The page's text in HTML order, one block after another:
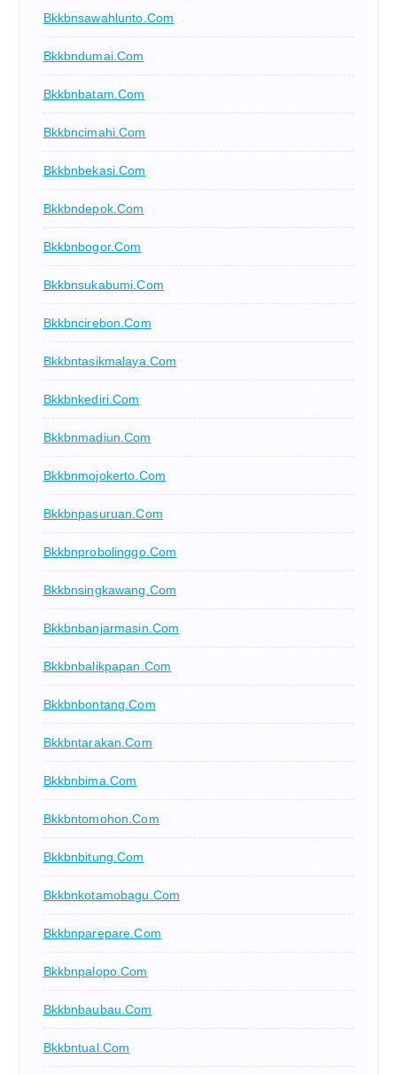
Bkkbnsawahlunto.com
Bkkbndumai.com
Bkkbnbatam.com
Bkkbncimahi.com
Bkkbnbekasi.com
Bkkbndepok.com
Bkkbnbogor.com
Bkkbnsukabumi.com
Bkkbncirebon.com
Bkkbntasikmalaya.com
Bkkbnkediri.com
Bkkbnmadiun.com
Bkkbnmojokerto.com
Bkkbnpasuruan.com
Bkkbnprobolinggo.com
Bkkbnsingkawang.com
Bkkbnbanjarmasin.com
Bkkbnbalikpapan.com
Bkkbnbontang.com
Bkkbntarakan.com
Bkkbnbima.com
Bkkbntomohon.com
Bkkbnbitung.com
Bkkbnkotamobagu.com
Bkkbnparepare.com
Bkkbnpalopo.com
Bkkbnbaubau.com
Bkkbntual.com